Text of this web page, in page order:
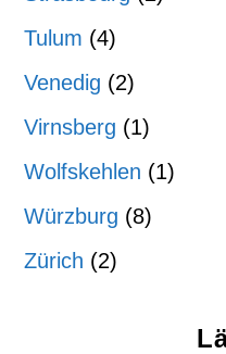
Tulum (4)
Venedig (2)
Virnsberg (1)
Wolfskehlen (1)
Würzburg (8)
Zürich (2)